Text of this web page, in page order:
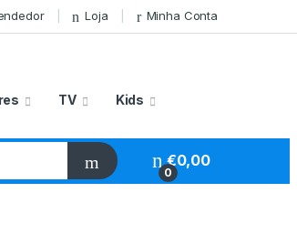
Loja Minha Conta
TV Kids
0
€0,00